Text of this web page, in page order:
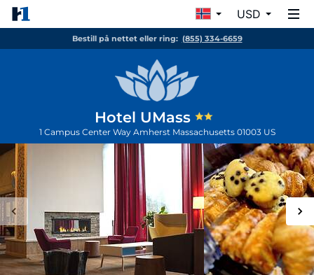
USD
Bestill på nettet eller ring: (855) 334-6659
Hotel UMass
1 Campus Center Way Amherst Massachusetts 01003 US